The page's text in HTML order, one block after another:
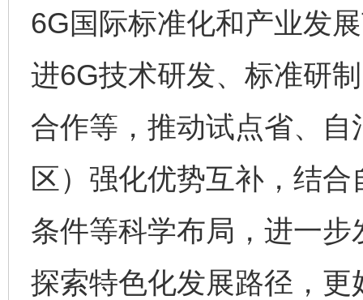
6G国际标准化和产业发
进6G技术研发、标准研
合作等，推动试点省、
区）强化优势互补，结
条件等科学布局，进一
探索特色化发展路径，